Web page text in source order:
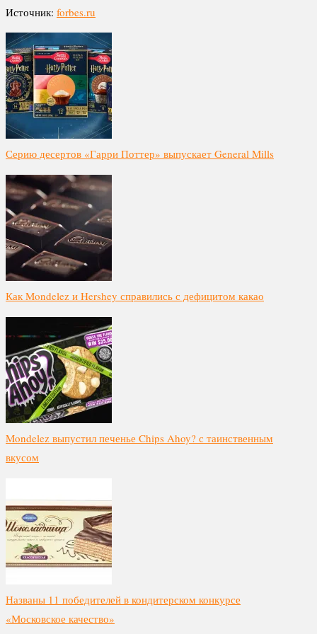
Источник: forbes.ru
Серию десертов «Гарри Поттер» выпускает General Mills
Как Mondelez и Hershey справились с дефицитом какао
Mondelez выпустил печенье Chips Ahoy? с таинственным
вкусом
Названы 11 победителей в кондитерском конкурсе
«Московское качество»